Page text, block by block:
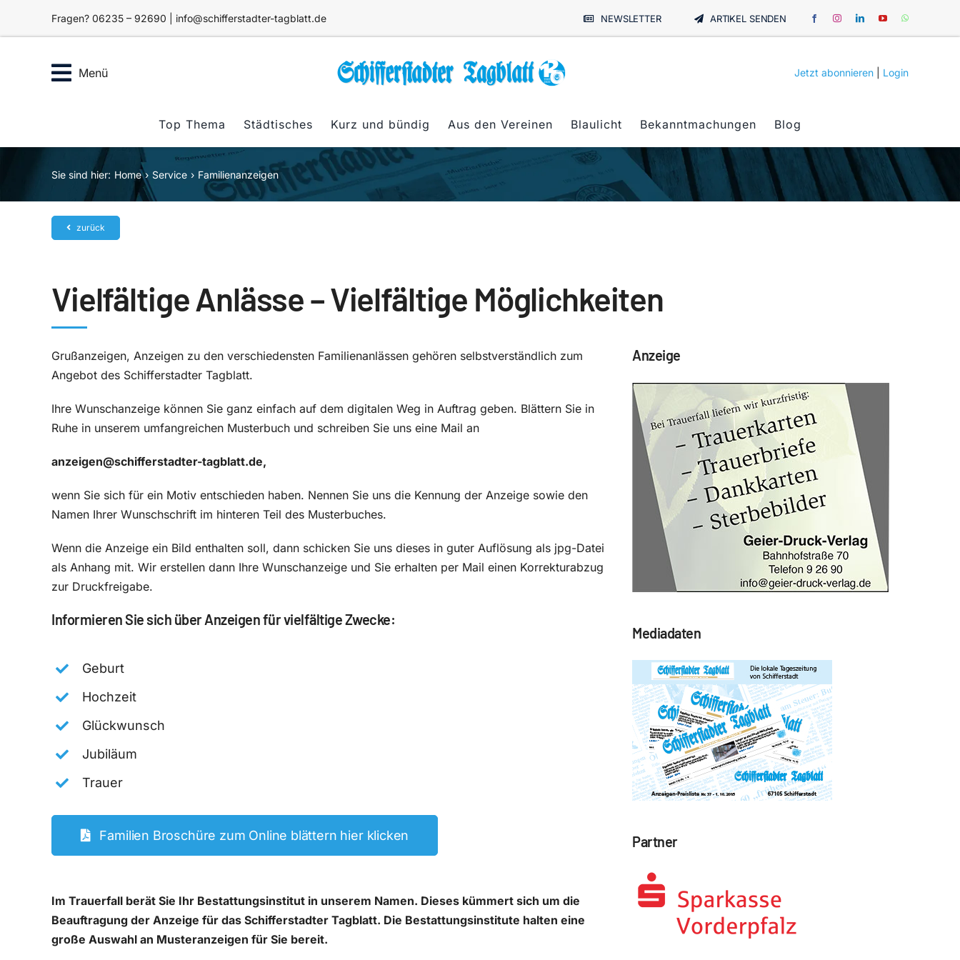
Fragen? 06235 – 92690 | info@schifferstadter-tagblatt.de NEWSLETTER ARTIKEL SENDEN
Menü Jetzt abonnieren Login
Top Thema Städtisches Kurz und bündig Aus den Vereinen Blaulicht Bekanntmachungen Blog
Sie sind hier: Home Service Familienanzeigen
zurück
Vielfältige Anlässe – Vielfältige Möglichkeiten
Grußanzeigen, Anzeigen zu den verschiedensten Familienanlässen gehören selbstverständlich zum
Angebot des Schifferstadter Tagblatt.
Ihre Wunschanzeige können Sie ganz einfach auf dem digitalen Weg in Auftrag geben. Blättern Sie in
Ruhe in unserem umfangreichen Musterbuch und schreiben Sie uns eine Mail an
anzeigen@schifferstadter-tagblatt.de,
wenn Sie sich für ein Motiv entschieden haben. Nennen Sie uns die Kennung der Anzeige sowie den
Namen Ihrer Wunschschrift im hinteren Teil des Musterbuches.
Wenn die Anzeige ein Bild enthalten soll, dann schicken Sie uns dieses in guter Auflösung als jpg-Datei
als Anhang mit. Wir erstellen dann Ihre Wunschanzeige und Sie erhalten per Mail einen Korrekturabzug
zur Druckfreigabe.
Informieren Sie sich über Anzeigen für vielfältige Zwecke:
Geburt
Hochzeit
Glückwunsch
Jubiläum
Trauer
Familien Broschüre zum Online blättern hier klicken
Im Trauerfall berät Sie Ihr Bestattungsinstitut in unserem Namen. Dieses kümmert sich um die
Beauftragung der Anzeige für das Schifferstadter Tagblatt. Die Bestattungsinstitute halten eine
große Auswahl an Musteranzeigen für Sie bereit.
Anzeige
Mediadaten
Partner